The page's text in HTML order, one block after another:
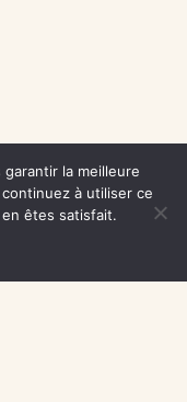
la meilleure
à utiliser ce
êtes satisfait.